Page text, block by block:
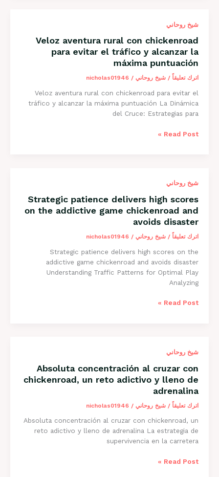
e
evitar
trânsito
caótico
virtualmente
شيخ روحاني
Veloz aventura rural con chickenroad
para evitar el tráfico y alcanzar la
máxima puntuación
اترك تعليقاً / شيخ روحاني/
nicholas01946
Veloz aventura rural con chickenroad para evitar el
tráfico y alcanzar la máxima puntuación La Dinámica
del Cruce: Estrategias para
Veloz
para
tráfico
y
alcanzar
máxima
puntuación
Read Post »
شيخ روحاني
Strategic patience delivers high scores
on the addictive game chickenroad and
avoids disaster
اترك تعليقاً / شيخ روحاني/
nicholas01946
Strategic patience delivers high scores on the
addictive game chickenroad and avoids disaster
Understanding Traffic Patterns for Optimal Play
Analyzing
Strategic
on
addictive
game
chickenroad
and
disaster
Read Post »
شيخ روحاني
Absoluta concentración al cruzar con
chickenroad, un reto adictivo y lleno de
adrenalina
اترك تعليقاً / شيخ روحاني/
nicholas01946
Absoluta concentración al cruzar con chickenroad, un
reto adictivo y lleno de adrenalina La estrategia de
supervivencia en la carretera
Absoluta
Read Post »